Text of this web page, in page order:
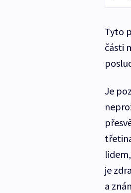
Tyto
části
Je
je
a